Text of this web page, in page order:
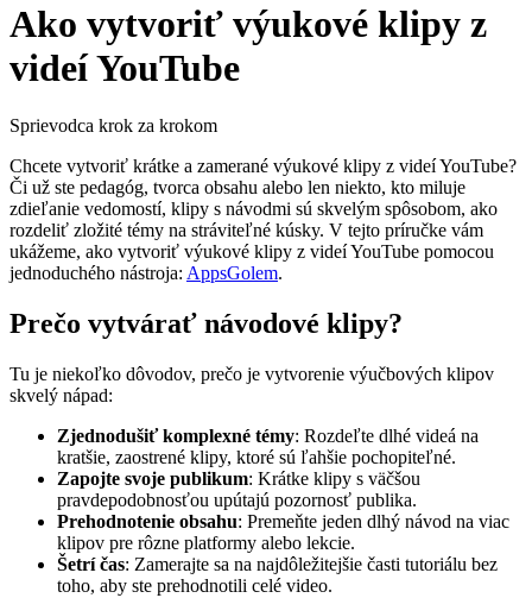
Ako vytvoriť výukové klipy z
videí YouTube
Sprievodca krok za krokom
Chcete vytvoriť krátke a zamerané výukové klipy z videí YouTube?
Či už ste pedagóg, tvorca obsahu alebo len niekto, kto miluje
zdieľanie vedomostí, klipy s návodmi sú skvelým spôsobom, ako
rozdeliť zložité témy na stráviteľné kúsky. V tejto príručke vám
ukážeme, ako vytvoriť výukové klipy z videí YouTube pomocou
jednoduchého nástroja: AppsGolem.
Prečo vytvárať návodové klipy?
Tu je niekoľko dôvodov, prečo je vytvorenie výučbových klipov
skvelý nápad:
Zjednodušiť komplexné témy: Rozdeľte dlhé videá na
kratšie, zaostrené klipy, ktoré sú ľahšie pochopiteľné.
Zapojte svoje publikum: Krátke klipy s väčšou
pravdepodobnosťou upútajú pozornosť publika.
Prehodnotenie obsahu: Premeňte jeden dlhý návod na viac
klipov pre rôzne platformy alebo lekcie.
Šetrí čas: Zamerajte sa na najdôležitejšie časti tutoriálu bez
toho, aby ste prehodnotili celé video.